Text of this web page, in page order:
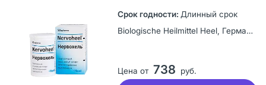
Длинный срок
Biologische Heilmittel Heel, Германия
Цена от 738 руб.